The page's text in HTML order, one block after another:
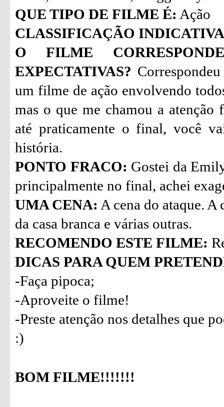
QUE TIPO DE FILME É: Ação
CLASSIFICAÇÃO
O FILME
EXPECTATIVAS?
um filme de ação envolvendo
mas o que me chamou a
até praticamente o final, você
história.
PONTO FRACO: Gostei da
principalmente no final, achei
UMA CENA: A cena do ataque.
da casa branca e várias outras.
RECOMENDO ESTE FILME:
DICAS PARA QUEM
-Faça pipoca;
-Aproveite o filme!
-Preste atenção nos detalhes que
:)
BOM FILME!!!!!!!